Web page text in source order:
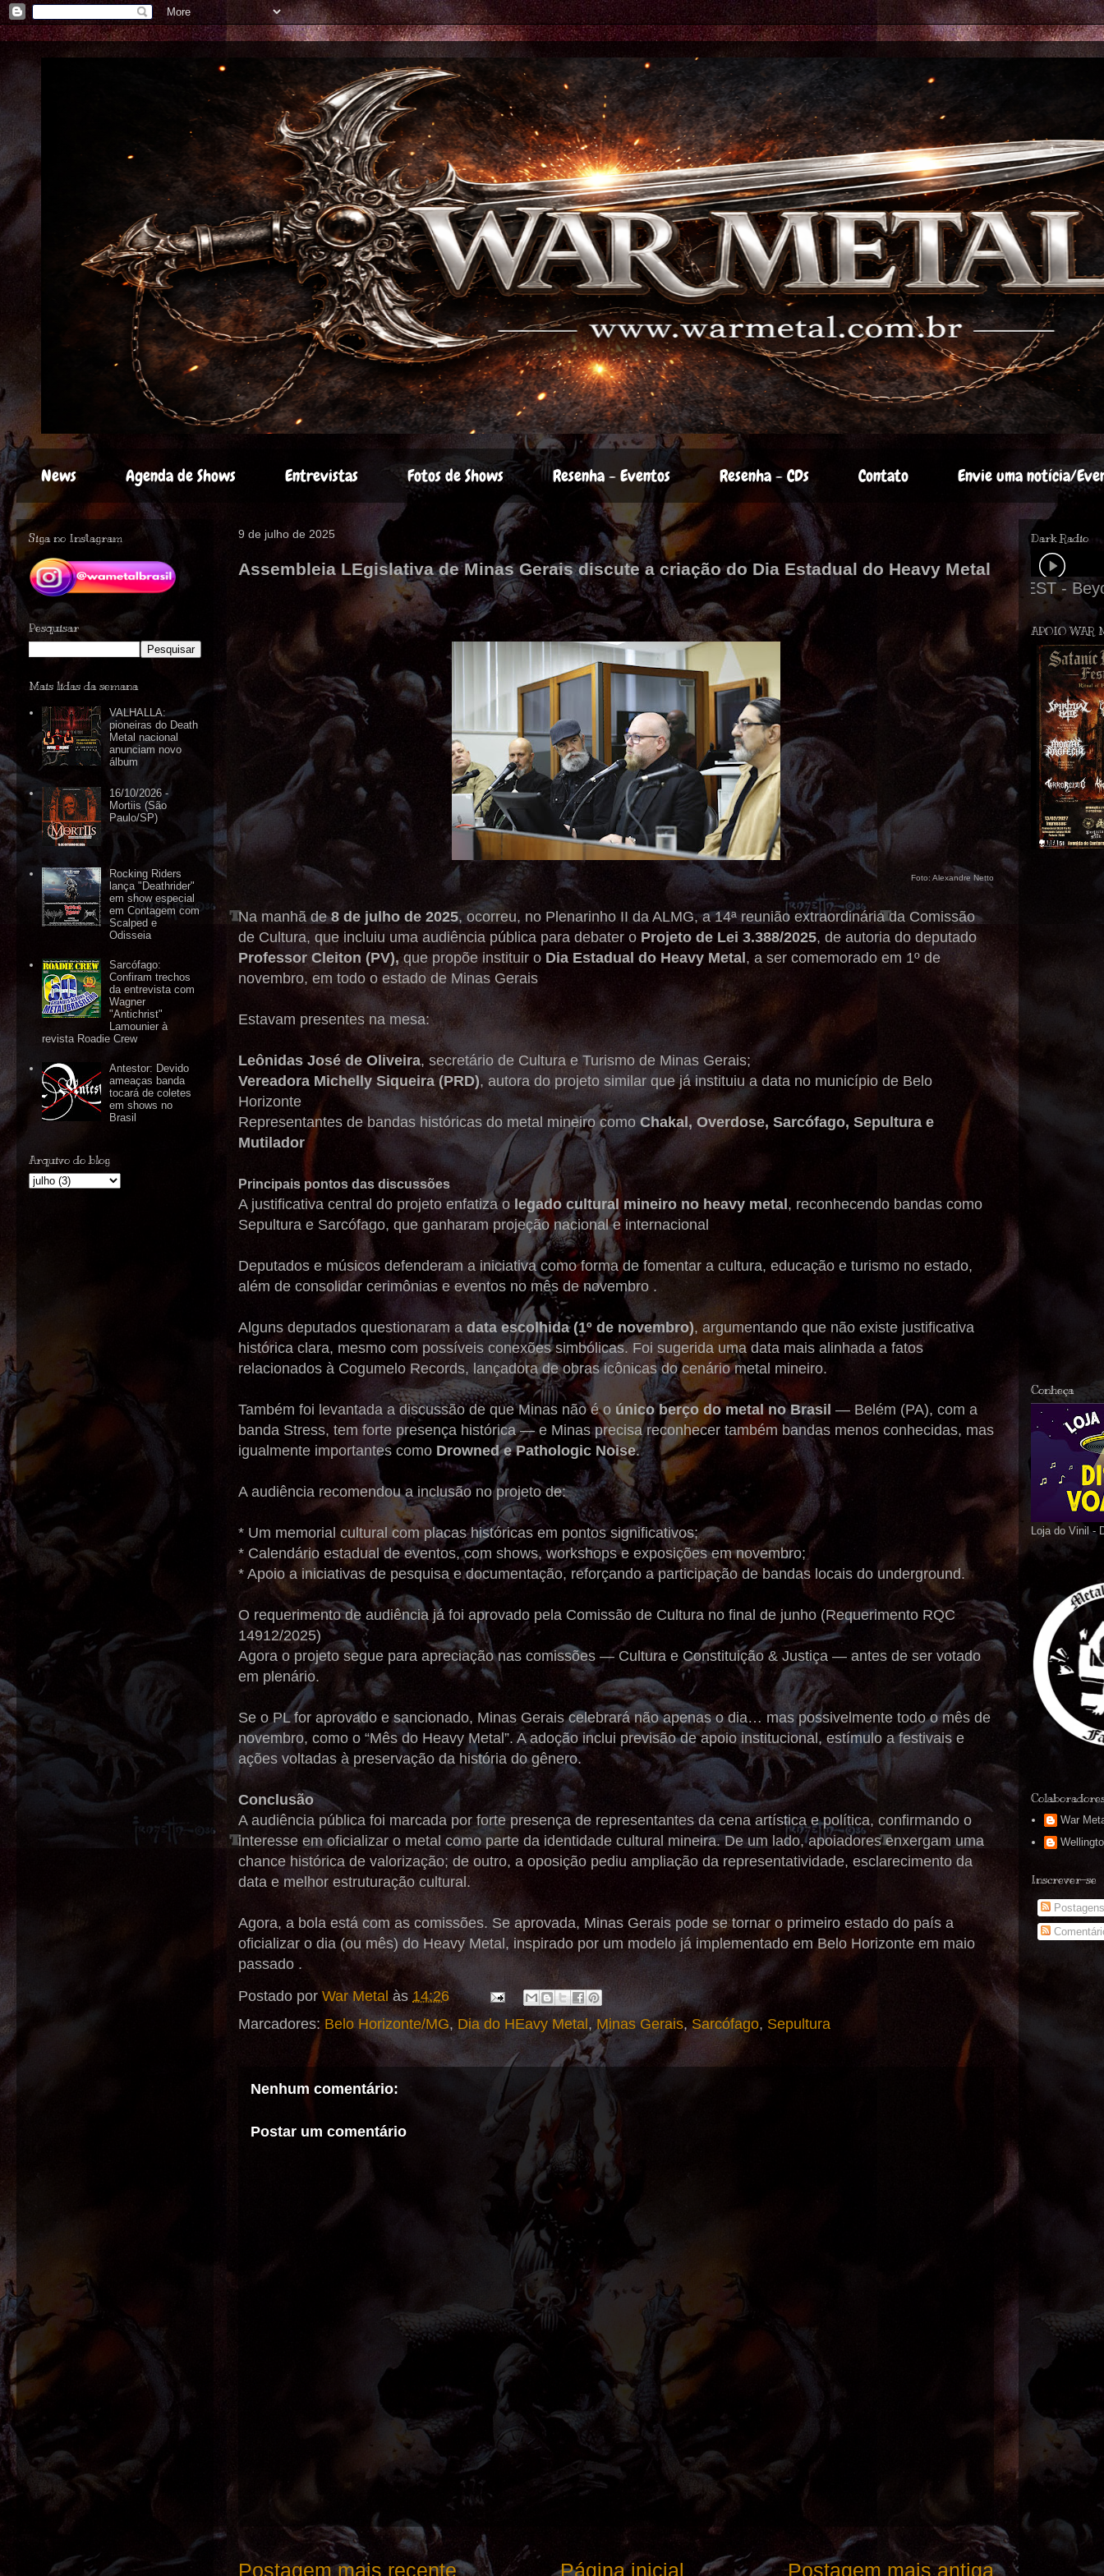
News Agenda de Shows Entrevistas Fotos de Shows Resenha - Eventos Resenha - CDs Contato Envie uma notícia/
9 de julho de 2025
Assembleia LEgislativa de Minas Gerais discute a criação do Dia Estadual do Heavy Metal
Foto: Alexandre Netto
Na manhã de8 de julho de 2025, ocorreu, no Plenarinho II da ALMG, a 14ª reunião extraordinária da Comissão
de Cultura, que incluiu uma audiência pública para debater o Projeto de Lei 3.388/2025, de autoria do deputado
Professor Cleiton (PV),que propõe instituir o Dia Estadual do Heavy Metal , a ser comemorado em 1º de
novembro, em todo o estado de Minas Gerais
Estavam presentes na mesa:
Leônidas José de Oliveira, secretário de Cultura e Turismo de Minas Gerais;
Vereadora Michelly Siqueira (PRD), autora do projeto similar que já instituiu a data no município de Belo
Horizonte
Representantes de bandas históricas do metal mineiro como Chakal, Overdose, Sarcófago, Sepultura e
Mutilador
Principais pontos das discussões
A justificativa central do projeto enfatiza o legado cultural mineiro no heavy metal , reconhecendo bandas como
Sepultura e Sarcófago, que ganharam projeção nacional e internacional
Deputados e músicos defenderam a iniciativa como forma de fomentar a cultura, educação e turismo no estado,
além de consolidar cerimônias e eventos no mês de novembro .
Alguns deputados questionaram a data escolhida (1º de novembro), argumentando que não existe justificativa
histórica clara, mesmo com possíveis conexões simbólicas. Foi sugerida uma data mais alinhada a fatos
relacionados à Cogumelo Records, lançadora de obras icônicas do cenário metal mineiro.
Também foi levantada a discussão de que Minas não é o único berço do metal no Brasil — Belém (PA), com a
banda Stress, tem forte presença histórica — e Minas precisa reconhecer também bandas menos conhecidas, mas
igualmente importantes como Drowned e Pathologic Noise.
A audiência recomendou a inclusão no projeto de:
* Um memorial cultural com placas históricas em pontos significativos;
* Calendário estadual de eventos, com shows, workshops e exposições em novembro;
* Apoio a iniciativas de pesquisa e documentação, reforçando a participação de bandas locais do underground.
O requerimento de audiência já foi aprovado pela Comissão de Cultura no final de junho (Requerimento RQC
14912/2025)
Agora o projeto segue para apreciação nas comissões — Cultura e Constituição & Justiça — antes de ser votado
em plenário.
Se o PL for aprovado e sancionado, Minas Gerais celebrará não apenas o dia… mas possivelmente todo o mês de
novembro, como o “Mês do Heavy Metal”. A adoção inclui previsão de apoio institucional, estímulo a festivais e
ações voltadas à preservação da história do gênero.
Conclusão
A audiência pública foi marcada por forte presença de representantes da cena artística e política, confirmando o
interesse em oficializar o metal como parte da identidade cultural mineira. De um lado, apoiadores enxergam uma
chance histórica de valorização; de outro, a oposição pediu ampliação da representatividade, esclarecimento da
data e melhor estruturação cultural.
Agora, a bola está com as comissões. Se aprovada, Minas Gerais pode se tornar o primeiro estado do país a
oficializar o dia (ou mês) do Heavy Metal, inspirado por um modelo já implementado em Belo Horizonte em maio
passado .
Postado por War Metal às 14:26
Marcadores: Belo Horizonte/MG, Dia do HEavy Metal , Minas Gerais,Sarcófago, Sepultura
Nenhum comentário:
Postar um comentário
Postagem mais recente Postagem mais antiga
Página inicial
Siga no Instagram
Pesquisar
Mais lidas da semana
VALHALLA:
pioneiras do Death
Metal nacional
anunciam novo
álbum
16/10/2026 -
Mortiis (São
Paulo/SP)
Rocking Riders
lança "Deathrider"
em show especial
em Contagem com
Scalped e
Odisseia
Sarcófago:
Confiram trechos
da entrevista com
Wagner
"Antichrist"
Lamounier à
revista Roadie Crew
Antestor: Devido
ameaças banda
tocará de coletes
em shows no
Brasil
Arquivo do blog
Dark Radio
APOIO WAR
Conheça
Loja do Vinil -
War
Inscrever-se
Postagens